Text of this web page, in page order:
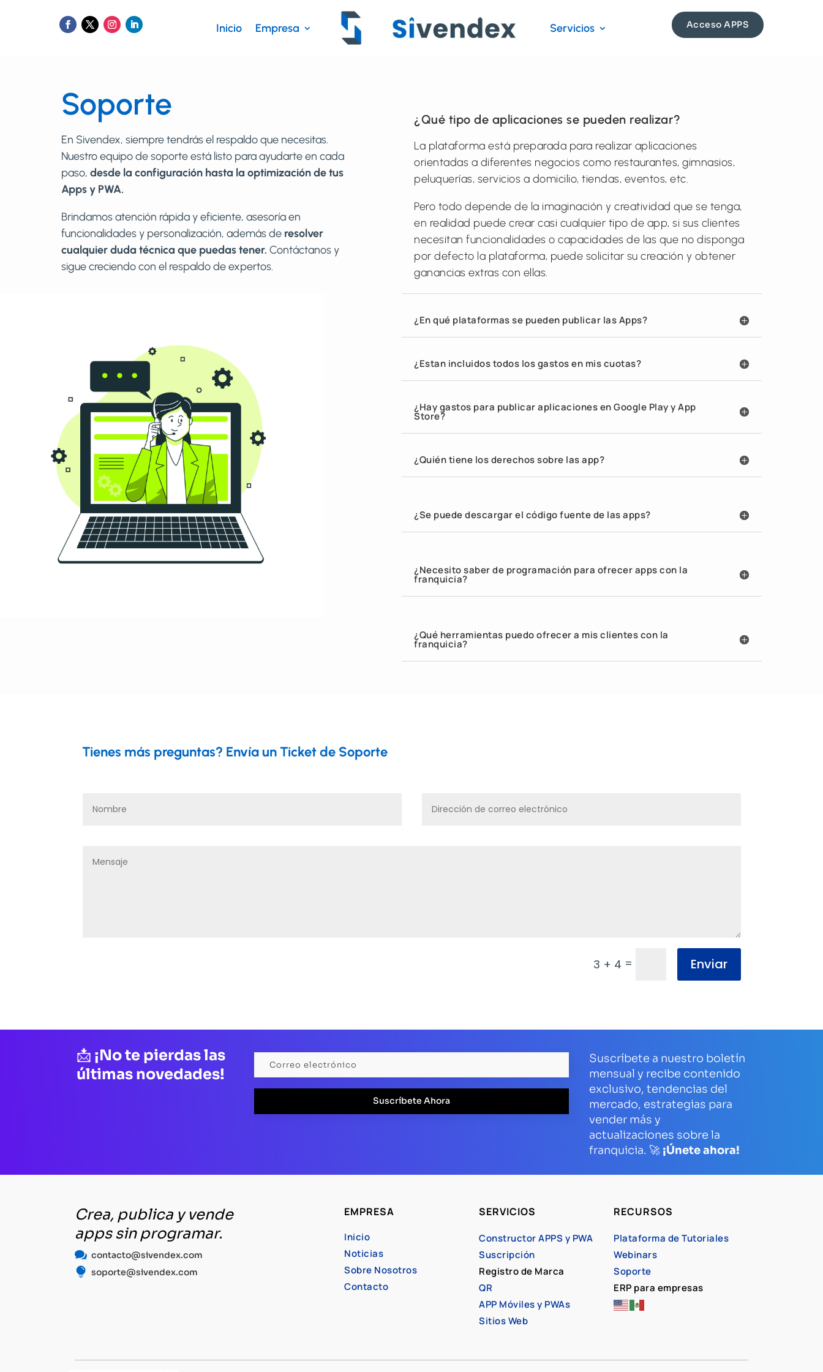
Inicio Empresa Servicios Acceso APPS
Soporte
En Sivendex, siempre tendrás el respaldo que necesitas.
Nuestro equipo de soporte está listo para ayudarte en cada
paso, desde la configuración hasta la optimización de tus
Apps y PWA.
Brindamos atención rápida y eficiente, asesoría en
funcionalidades y personalización, además de resolver
cualquier duda técnica que puedas tener. Contáctanos y
sigue creciendo con el respaldo de expertos.
¿Qué tipo de aplicaciones se pueden realizar?
La plataforma está preparada para realizar aplicaciones
orientadas a diferentes negocios como restaurantes, gimnasios,
peluquerías, servicios a domicilio, tiendas, eventos, etc.
Pero todo depende de la imaginación y creatividad que se tenga,
en realidad puede crear casi cualquier tipo de app, si sus clientes
necesitan funcionalidades o capacidades de las que no disponga
por defecto la plataforma, puede solicitar su creación y obtener
ganancias extras con ellas.
¿En qué plataformas se pueden publicar las Apps?
¿Estan incluidos todos los gastos en mis cuotas?
¿Hay gastos para publicar aplicaciones en Google Play y App
Store?
¿Quién tiene los derechos sobre las app?
¿Se puede descargar el código fuente de las apps?
¿Necesito saber de programación para ofrecer apps con la
franquicia?
¿Qué herramientas puedo ofrecer a mis clientes con la
franquicia?
Tienes más preguntas? Envía un Ticket de Soporte
3 + 4 = Enviar
📩 ¡No te pierdas las
últimas novedades!
Suscríbete Ahora
Suscríbete a nuestro boletín
mensual y recibe contenido
exclusivo, tendencias del
mercado, estrategias para
vender más y
actualizaciones sobre la
franquicia. 🚀 ¡Únete ahora!
Crea, publica y vende
apps sin programar.
 contacto@sivendex.com
 soporte@sivendex.com
EMPRESA
Inicio
Noticias
Sobre Nosotros
Contacto
SERVICIOS
Constructor APPS y PWA
Suscripción
Registro de Marca
QR
APP Móviles y PWAs
Sitios Web
RECURSOS
Plataforma de Tutoriales
Webinars
Soporte
ERP para empresas